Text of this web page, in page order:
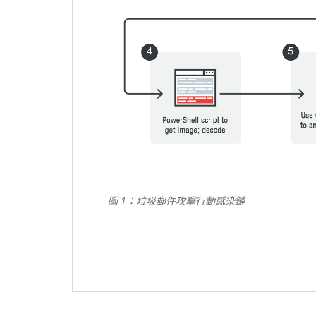
圖1 ：垃圾郵件攻擊行動感染鏈